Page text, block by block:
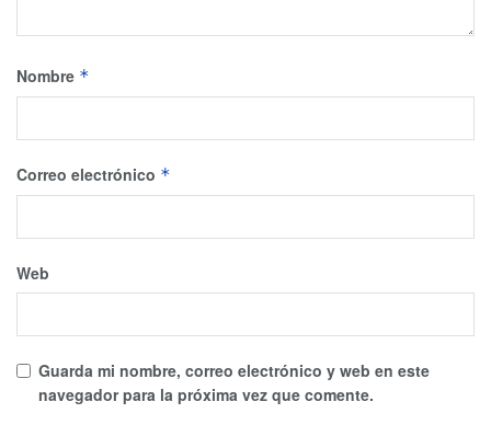
Nombre *
Correo electrónico *
Web
Guarda mi nombre, correo electrónico y web en este
navegador para la próxima vez que comente.